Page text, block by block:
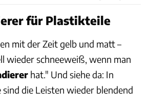
für Plastikteile
mit der Zeit gelb und matt –
wieder schneeweiß, wenn man
hat." Und siehe da: In
sind die Leisten wieder blendend